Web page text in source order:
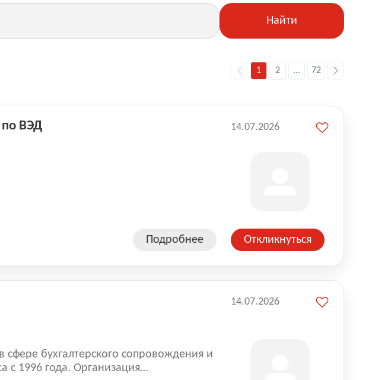
Найти
1 2 ... 72
ВЭД
Подробнее
14.07.2026
Откликнуться
бухгалтерского сопровождения и
с 1996 года. Организация
14.07.2026